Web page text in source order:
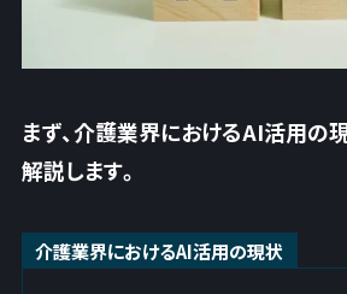
まず、介護業界におけるAI活用の
解説します。
介護業界におけるAI活用の現状